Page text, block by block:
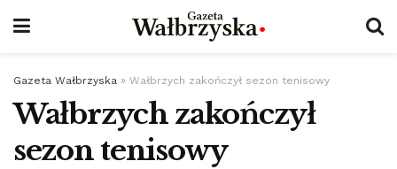
Gazeta Wałbrzyska » Wałbrzych zakończył sezon tenisowy
Wałbrzych zakończył
sezon tenisowy